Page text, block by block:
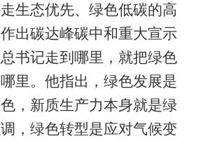
生态优先、绿色低碳的高
出碳达峰碳中和重大宣示
书记走到哪里，就把绿色
里。他指出，绿色发展是
，新质生产力本身就是绿
，绿色转型是应对气候变